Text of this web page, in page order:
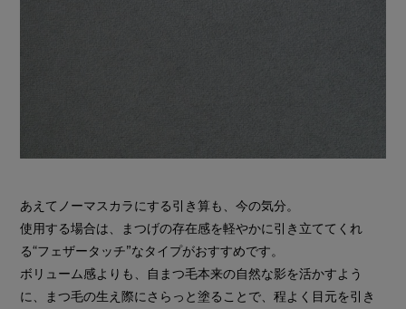
あえてノーマスカラにする引き算も、今の気分。
使用する場合は、まつげの存在感を軽やかに引き立ててくれ
る“フェザータッチ”なタイプがおすすめです。
ボリューム感よりも、自まつ毛本来の自然な影を活かすよう
に、まつ毛の生え際にさらっと塗ることで、程よく目元を引き